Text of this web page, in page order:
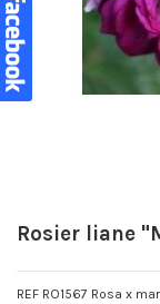
Rosier liane
REF RO1567 Rosa x